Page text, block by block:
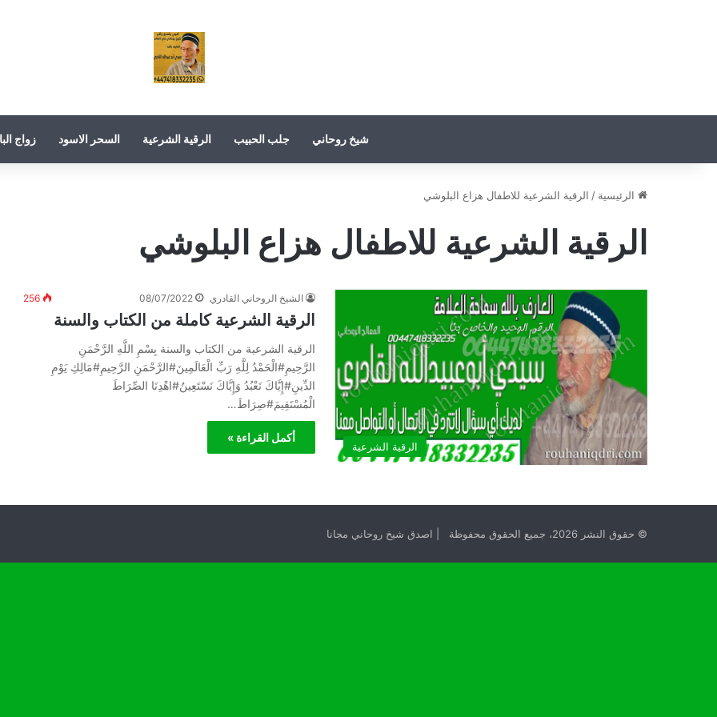
شيخ روحاني جلب الحبيب الرقية الشرعية السحر الاسود زواج
الرئيسية / الرقية الشرعية للاطفال هزاع البلوشي
الرقية الشرعية للاطفال هزاع البلوشي
الرقية الشرعية
الشيخ الروحاني القادري 08/07/2022
256
الرقية الشرعية كاملة من الكتاب والسنة
الرقية الشرعية من الكتاب والسنة بِسْمِ اللَّهِ الرَّحْمَنِ
الرَّحِيمِ#الْحَمْدُ لِلَّهِ رَبِّ الْعَالَمِينَ#الرَّحْمَنِ الرَّحِيمِ#مَالِكِ يَوْمِ
الدِّينِ#إِيَّاكَ نَعْبُدُ وَإِيَّاكَ نَسْتَعِينُ#اهْدِنَا الصِّرَاطَ
الْمُسْتَقِيمَ#صِرَاطَ…
أكمل القراءة »
© حقوق النشر 2026، جميع الحقوق محفوظة | اصدق شيخ روحاني مجانا